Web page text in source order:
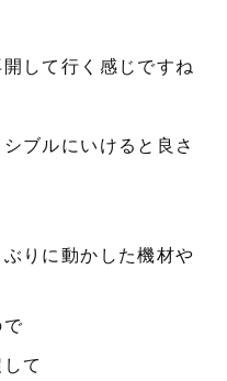
して行く感じですね
ブルにいけると良さ
りに動かした機材や
て